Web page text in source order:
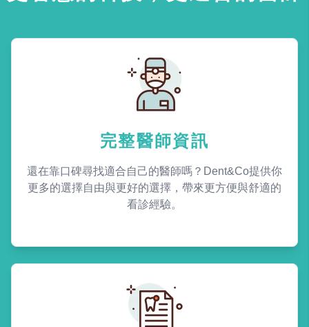
完整醫師資訊
還在靠口碑尋找適合自己的醫師嗎？Dent&Co提供你
更多的選擇自由與更好的選擇，帶來更方便與舒適的
看診經驗。